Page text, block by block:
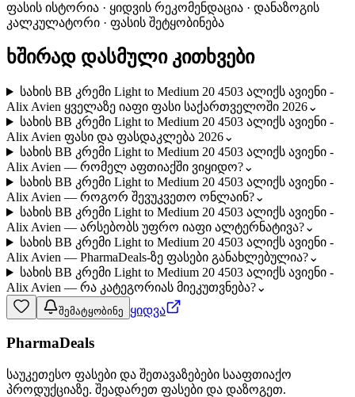
ფასის ისტორია · ყიდვის რეკომენდაცია · დანაზოგის
კალკულატორი · ფასის შეტყობინება
ხშირად დასმული კითხვები
სახის BB კრემი Light to Medium 20 4503 ალიქს ავიენი -
Alix Avien ყველაზე იაფი ფასი საქართველოში 2026⌄
სახის BB კრემი Light to Medium 20 4503 ალიქს ავიენი -
Alix Avien ფასი და ფასდაკლება 2026⌄
სახის BB კრემი Light to Medium 20 4503 ალიქს ავიენი -
Alix Avien — რომელ აფთიაქში ვიყიდო?⌄
სახის BB კრემი Light to Medium 20 4503 ალიქს ავიენი -
Alix Avien — როგორ შევუკვეთო ონლაინ?⌄
სახის BB კრემი Light to Medium 20 4503 ალიქს ავიენი -
Alix Avien — არსებობს უფრო იაფი ალტერნატივა?⌄
სახის BB კრემი Light to Medium 20 4503 ალიქს ავიენი -
Alix Avien — PharmaDeals-ზე ფასები განახლებულია?⌄
სახის BB კრემი Light to Medium 20 4503 ალიქს ავიენი -
Alix Avien — რა კატეგორიას მიეკუთვნება?⌄
შემატყობინე ყიდვა
PharmaDeals
საუკეთესო ფასები და შეთავაზებები სააფთიაქო
პროდუქციაზე. შეადარეთ ფასები და დაზოგეთ.